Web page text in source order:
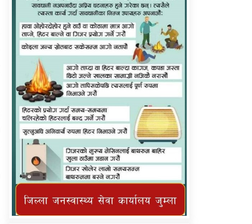
कर्णाली प्राविधि शिक्षालय जुम्लाको सुचना
तातोपानी गाउँपालिका जुम्लाको महिनावारी